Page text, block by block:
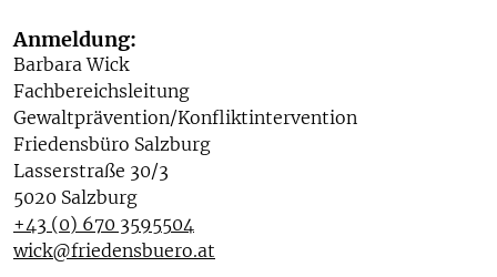
Anmeldung:
Barbara Wick
Fachbereichsleitung
Gewaltprävention/Konfliktintervention
Friedensbüro Salzburg
Lasserstraße 30/3
5020 Salzburg
+43 (0) 670 3595504
wick@friedensbuero.at